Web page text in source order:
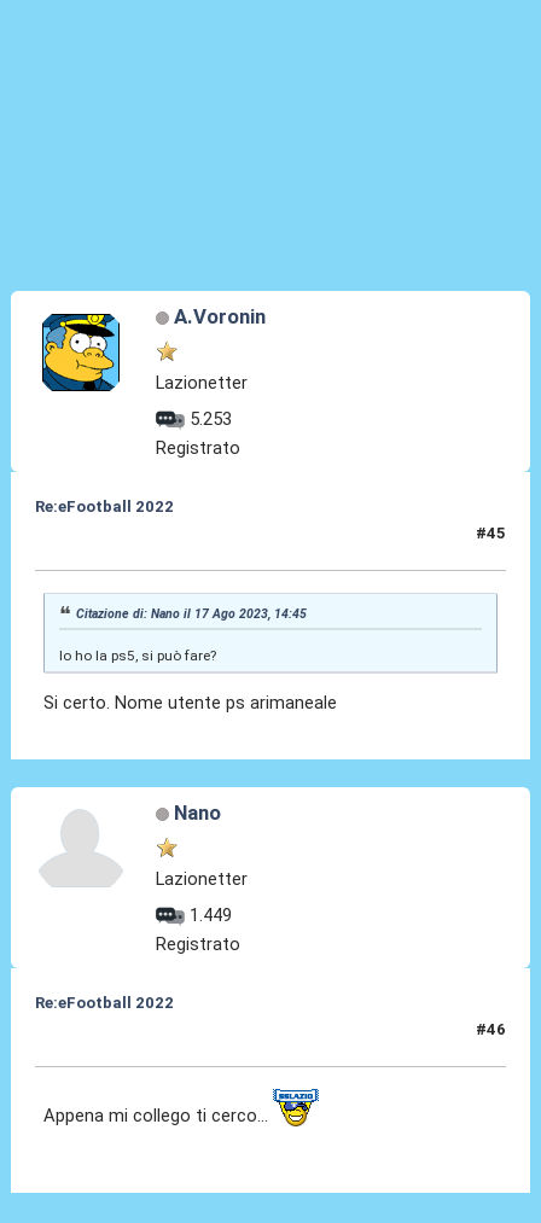
A.Voronin
Lazionetter
5.253
Registrato
Re:eFootball 2022
#45
Citazione di: Nano il 17 Ago 2023, 14:45
Io ho la ps5, si può fare?
Si certo. Nome utente ps arimaneale
Nano
Lazionetter
1.449
Registrato
Re:eFootball 2022
#46
Appena mi collego ti cerco...